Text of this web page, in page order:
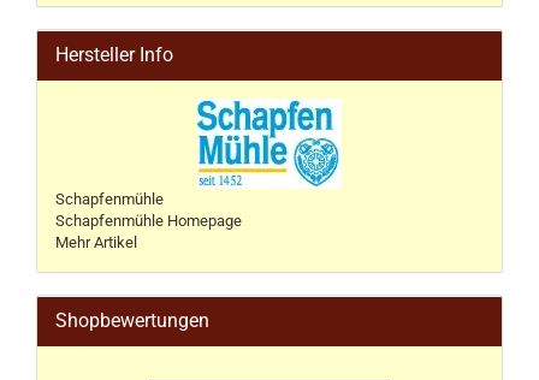
Hersteller Info
Schapfenmühle
Schapfenmühle Homepage
Mehr Artikel
Shopbewertungen